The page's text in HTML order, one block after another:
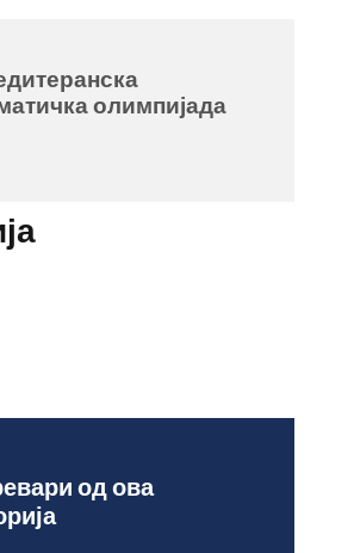
олимпијада
од ова